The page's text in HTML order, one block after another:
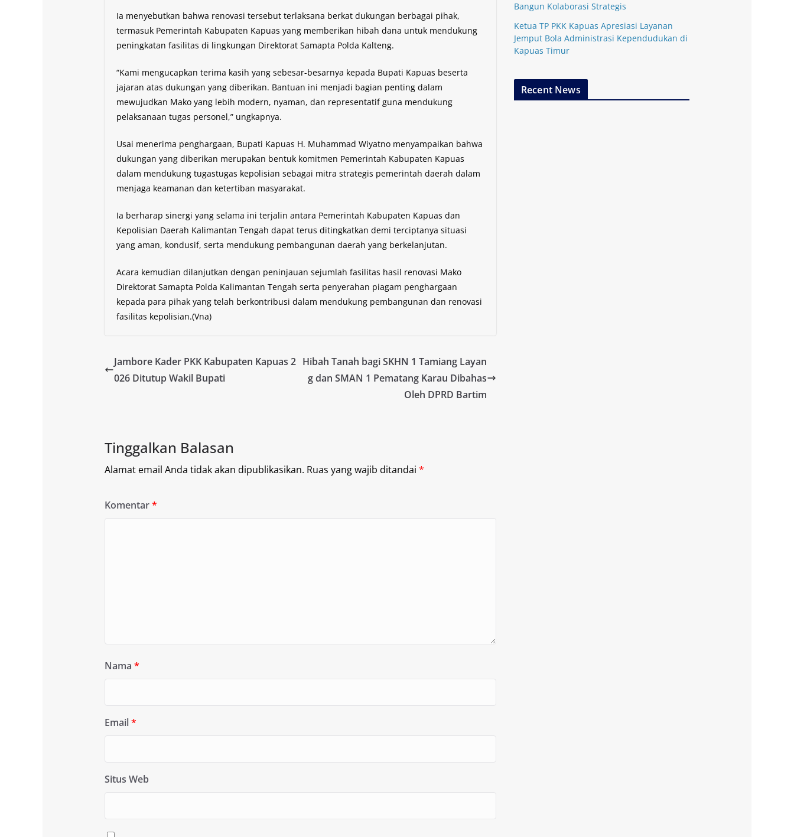
Ia menyebutkan bahwa renovasi tersebut terlaksana berkat dukungan berbagai pihak,
termasuk Pemerintah Kabupaten Kapuas yang memberikan hibah dana untuk mendukung
peningkatan fasilitas di lingkungan Direktorat Samapta Polda Kalteng.
“Kami mengucapkan terima kasih yang sebesar-besarnya kepada Bupati Kapuas beserta
jajaran atas dukungan yang diberikan. Bantuan ini menjadi bagian penting dalam
mewujudkan Mako yang lebih modern, nyaman, dan representatif guna mendukung
pelaksanaan tugas personel,” ungkapnya.
Usai menerima penghargaan, Bupati Kapuas H. Muhammad Wiyatno menyampaikan bahwa
dukungan yang diberikan merupakan bentuk komitmen Pemerintah Kabupaten Kapuas
dalam mendukung tugastugas kepolisian sebagai mitra strategis pemerintah daerah dalam
menjaga keamanan dan ketertiban masyarakat.
Ia berharap sinergi yang selama ini terjalin antara Pemerintah Kabupaten Kapuas dan
Kepolisian Daerah Kalimantan Tengah dapat terus ditingkatkan demi terciptanya situasi
yang aman, kondusif, serta mendukung pembangunan daerah yang berkelanjutan.
Acara kemudian dilanjutkan dengan peninjauan sejumlah fasilitas hasil renovasi Mako
Direktorat Samapta Polda Kalimantan Tengah serta penyerahan piagam penghargaan
kepada para pihak yang telah berkontribusi dalam mendukung pembangunan dan renovasi
fasilitas kepolisian.(Vna)
Jambore Kader PKK Kabupaten Kapuas 2
026 Ditutup Wakil Bupati
Hibah Tanah bagi SKHN 1 Tamiang Layan
g dan SMAN 1 Pematang Karau Dibahas
Oleh DPRD Bartim
Tinggalkan Balasan
Alamat email Anda tidak akan dipublikasikan. Ruas yang wajib ditandai *
Komentar*
Nama *
Email*
Situs Web
Bangun Kolaborasi Strategis
Ketua TP PKK Kapuas Apresiasi Layanan
Jemput Bola Administrasi Kependudukan di
Kapuas Timur
Recent News